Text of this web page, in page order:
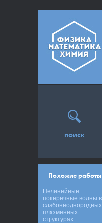
поиск
Похожие работы
Нелинейные
поперечные волны в
слабонеоднородных
плазменных
структурах